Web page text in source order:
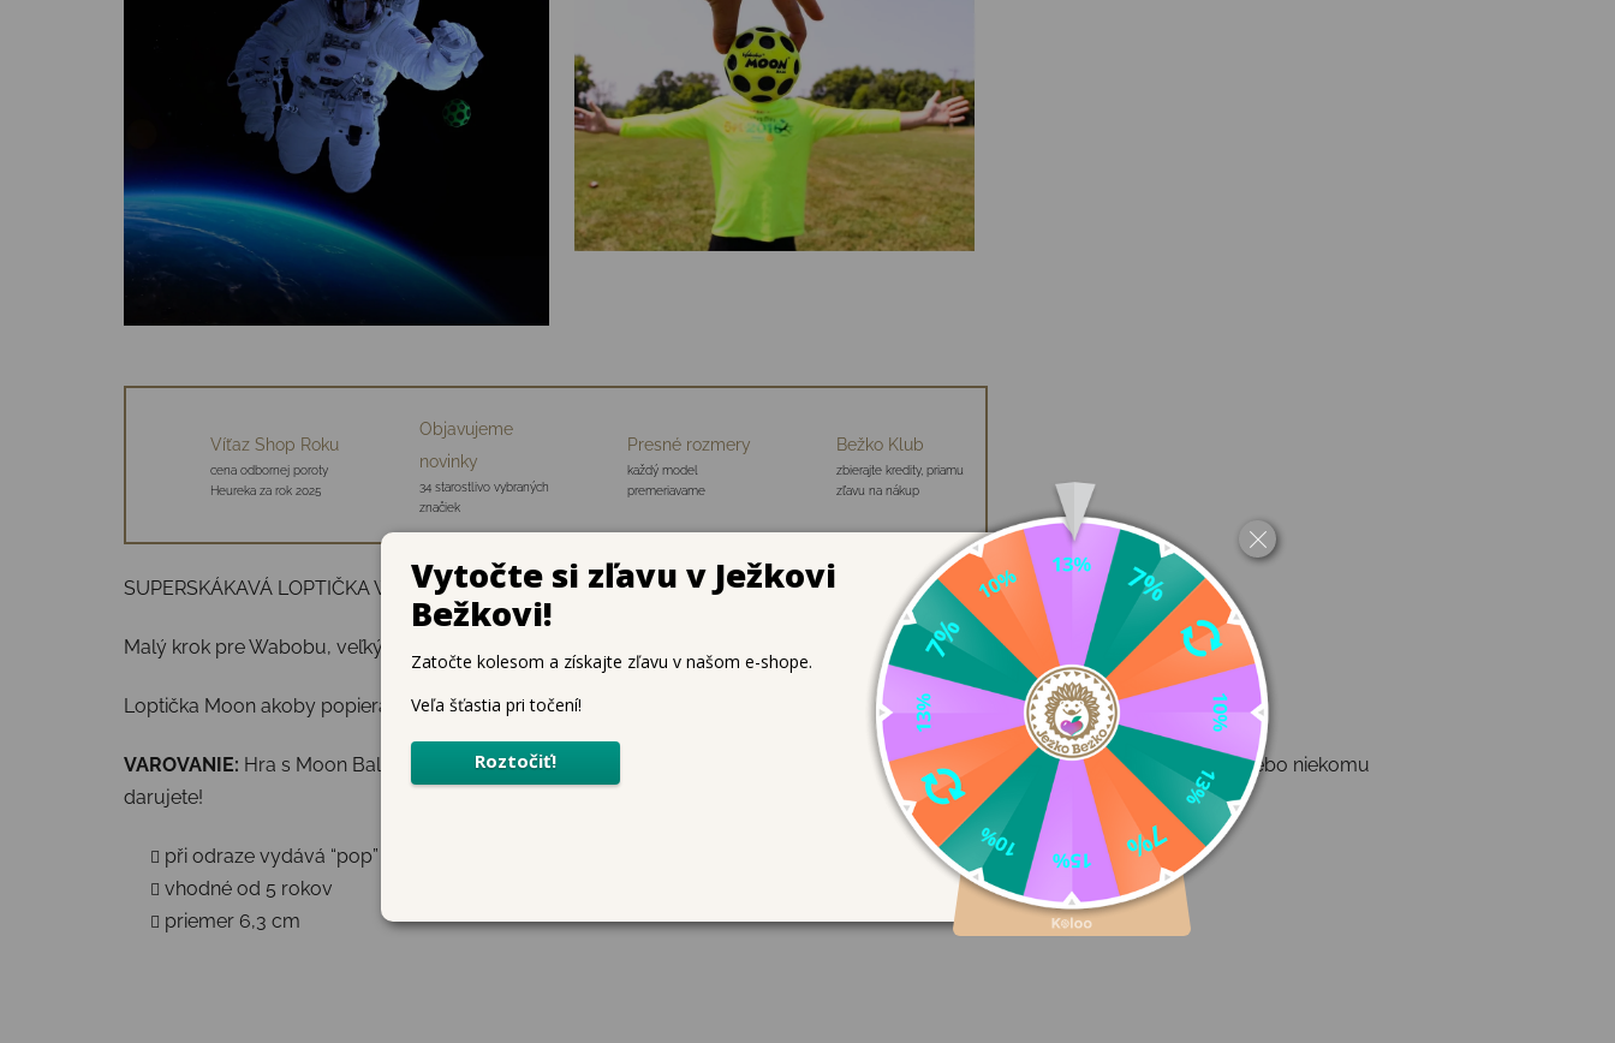
Víťaz Shop Roku
cena odbornej poroty
Heureka za rok 2025
Objavujeme
novinky
34 starostlivo vybraných
značiek
Presné rozmery
každý model
premeriavame
Bežko Klub
zbierajte kredity, priamu
zľavu na nákup
SUPERSKÁKAVÁ LOPTIČKA WABOBA MOON BALL - BLUE
Malý krok pre Wabobu, veľký odraz pre ľudstvo 😊
Loptička Moon akoby popierala zákon gravitácie - odráža sa až do výšky 30 metrov!
VAROVANIE: Hra s Moon Ball je vysoko návyková, nebudete chcieť prestať, a budete úplná hviezda, keď ju donesiete domov, alebo niekomu
darujete!
při odraze vydává “pop” zvuk
vhodné od 5 rokov
priemer 6,3 cm